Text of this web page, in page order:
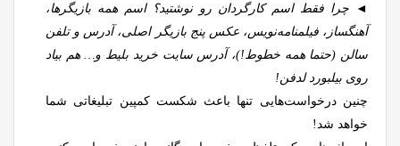
◄ چرا فقط اسم کارگردان رو نوشتید؟ اسم همه بازیگرها،
آهنگساز، فیلمنامه‌نویس، عکس پنج بازیگر اصلی، آدرس و تلفن
سالن (حتما همه خطوط!)، آدرس سایت خرید بلیط و… هم بیاد
روی بیلبورد لدفن!
چنین درخواست‌هایی تنها باعث شکست کمپین تبلیغاتی شما
خواهد شد!